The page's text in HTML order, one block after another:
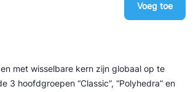
Voeg toe
met wisselbare kern zijn globaal op te
3 hoofdgroepen “Classic”, “Polyhedra” en